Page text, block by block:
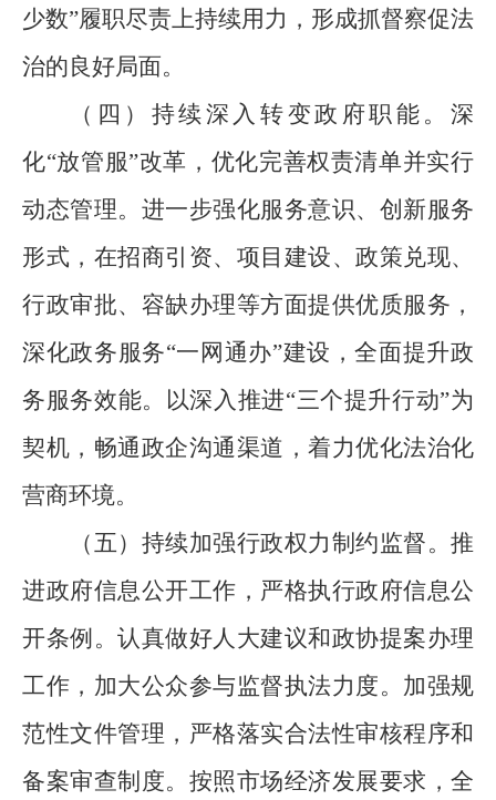
少数”履职尽责上持续用力，形成抓督察促法
治的良好局面。
（四）持续深入转变政府职能。 深
化“放管服”改革，优化完善权责清单并实行
动态管理。进一步强化服务意识、创新服务
形式，在招商引资、项目建设、政策兑现、
行政审批、容缺办理等方面提供优质服务，
深化政务服务“一网通办”建设，全面提升政
务服务效能。以深入推进“三个提升行动”为
契机，畅通政企沟通渠道，着力优化法治化
营商环境。
（五）持续加强行政权力制约监督。推
进政府信息公开工作，严格执行政府信息公
开条例。认真做好人大建议和政协提案办理
工作，加大公众参与监督执法力度。加强规
范性文件管理，严格落实合法性审核程序和
备案审查制度。按照市场经济发展要求，全